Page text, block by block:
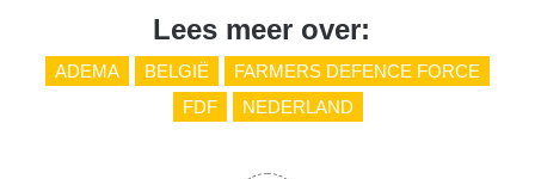
Lees meer over:
ADEMA BELGIË
FARMERS DEFENCE FORCE
FDF
NEDERLAND